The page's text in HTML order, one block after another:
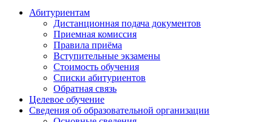
Абитуриентам
Дистанционная подача документов
Приемная комиссия
Правила приёма
Вступительные экзамены
Стоимость обучения
Списки абитуриентов
Обратная связь
Целевое обучение
Сведения об образовательной организации